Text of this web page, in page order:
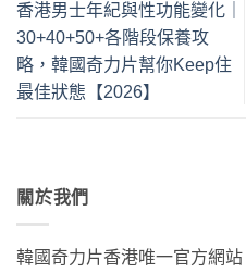
香港男士年紀與性功能變化｜
30+40+50+各階段保養攻
略，韓國奇力片幫你Keep住
最佳狀態【2026】
關於我們
韓國奇力片香港唯一官方網